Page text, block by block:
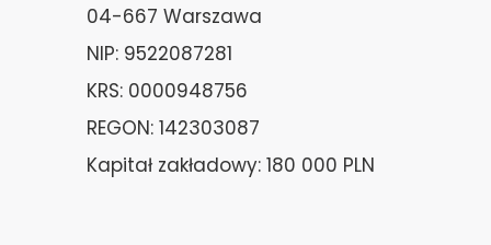
04-667 Warszawa
NIP: 9522087281
KRS: 0000948756
REGON: 142303087
Kapitał zakładowy: 180 000 PLN